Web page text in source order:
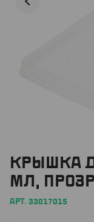
КРЫШКА
МЛ,
АРТ. 33017015